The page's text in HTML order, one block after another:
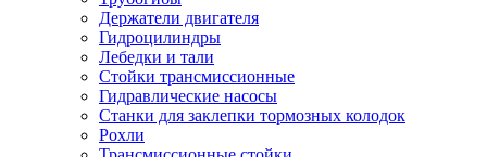
Держатели двигателя
Гидроцилиндры
Лебедки и тали
Стойки трансмиссионные
Гидравлические насосы
Cтанки для заклепки тормозных колодок
Рохли